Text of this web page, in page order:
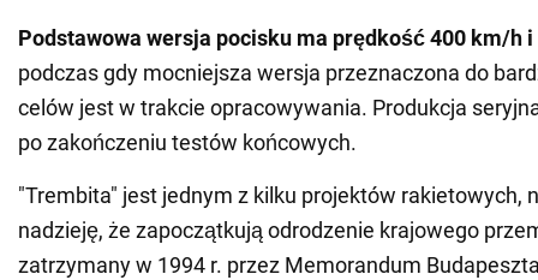
Podstawowa wersja pocisku ma prędkość 400 km/h
podczas gdy mocniejsza wersja przeznaczona do
celów jest w trakcie opracowywania. Produkcja
po zakończeniu testów końcowych.
"Trembita" jest jednym z kilku projektów rakietowych,
nadzieję, że zapoczątkują odrodzenie krajowego
zatrzymany w 1994 r. przez Memorandum